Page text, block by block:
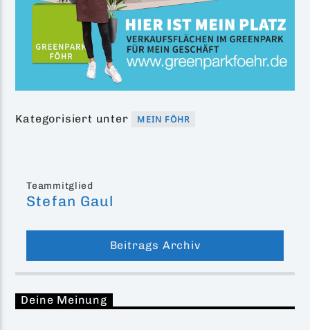
Kategorisiert unter MEIN FÖHR
Teammitglied
Stefan Gaul
Beitrags Archiv
Deine Meinung